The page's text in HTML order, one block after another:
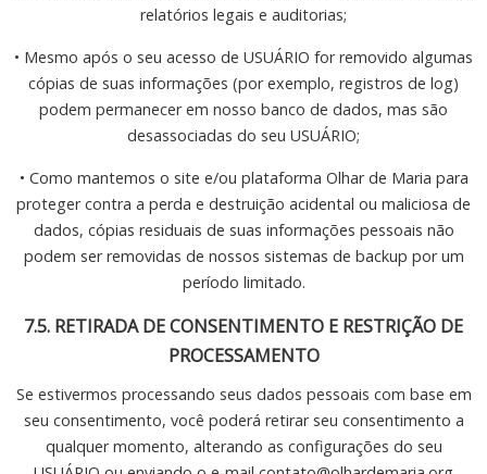
relatórios legais e auditorias;
• Mesmo após o seu acesso de USUÁRIO for removido algumas
cópias de suas informações (por exemplo, registros de log)
podem permanecer em nosso banco de dados, mas são
desassociadas do seu USUÁRIO;
• Como mantemos o site e/ou plataforma Olhar de Maria para
proteger contra a perda e destruição acidental ou maliciosa de
dados, cópias residuais de suas informações pessoais não
podem ser removidas de nossos sistemas de backup por um
período limitado.
7.5. RETIRADA DE CONSENTIMENTO E RESTRIÇÃO DE
PROCESSAMENTO
Se estivermos processando seus dados pessoais com base em
seu consentimento, você poderá retirar seu consentimento a
qualquer momento, alterando as configurações do seu